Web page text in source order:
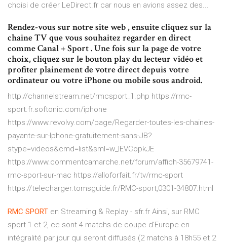
choisi de créer LeDirect.fr car nous en avions assez des...
Rendez-vous sur notre site web , ensuite cliquez sur la
chaine TV que vous souhaitez regarder en direct
comme Canal + Sport . Une fois sur la page de votre
choix, cliquez sur le bouton play du lecteur vidéo et
profiter plainement de votre direct depuis votre
ordinateur ou votre iPhone ou mobile sous android.
http://channelstream.net/rmcsport_1.php https://rmc-
sport.fr.softonic.com/iphone
https://www.revolvy.com/page/Regarder-toutes-les-chaines-
payante-sur-Iphone-gratuitement-sans-JB?
stype=videos&cmd=list&sml=w_IEVCopkJE
https://www.commentcamarche.net/forum/affich-35679741-
rmc-sport-sur-mac https://alloforfait.fr/tv/rmc-sport
https://telecharger.tomsguide.fr/RMC-sport,0301-34807.html
RMC SPORT en Streaming & Replay - sfr.fr Ainsi, sur RMC
sport 1 et 2, ce sont 4 matchs de coupe d'Europe en
intégralité par jour qui seront diffusés (2 matchs à 18h55 et 2